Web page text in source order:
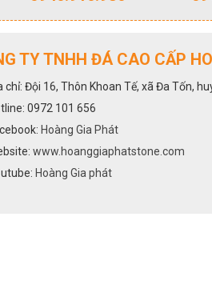
TY TNHH ĐÁ CAO CẤP
chỉ: Đội 16, Thôn Khoan Tế, xã Đa Tốn,
0972 101 656
Hoàng Gia Phát
www.hoanggiaphatstone.com
Hoàng Gia phát